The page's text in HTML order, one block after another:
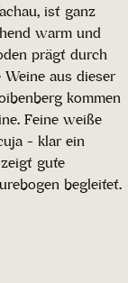
ist ganz
warm und
prägt durch
aus dieser
kommen
Feine weiße
- klar ein
gute
begleitet.